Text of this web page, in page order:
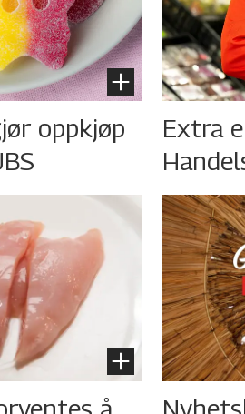
oppkjøp
å
Extra